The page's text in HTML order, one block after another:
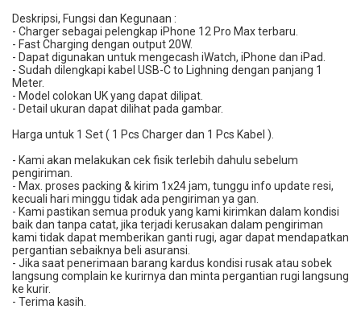
Deskripsi, Fungsi dan Kegunaan :
- Charger sebagai pelengkap iPhone 12 Pro Max terbaru.
- Fast Charging dengan output 20W.
- Dapat digunakan untuk mengecash iWatch, iPhone dan iPad.
- Sudah dilengkapi kabel USB-C to Lighning dengan panjang 1
Meter.
- Model colokan UK yang dapat dilipat.
- Detail ukuran dapat dilihat pada gambar.
Harga untuk 1 Set ( 1 Pcs Charger dan 1 Pcs Kabel ).
- Kami akan melakukan cek fisik terlebih dahulu sebelum
pengiriman.
- Max. proses packing & kirim 1x24 jam, tunggu info update resi,
kecuali hari minggu tidak ada pengiriman ya gan.
- Kami pastikan semua produk yang kami kirimkan dalam kondisi
baik dan tanpa catat, jika terjadi kerusakan dalam pengiriman
kami tidak dapat memberikan ganti rugi, agar dapat mendapatkan
pergantian sebaiknya beli asuransi.
- Jika saat penerimaan barang kardus kondisi rusak atau sobek
langsung complain ke kurirnya dan minta pergantian rugi langsung
ke kurir.
- Terima kasih.